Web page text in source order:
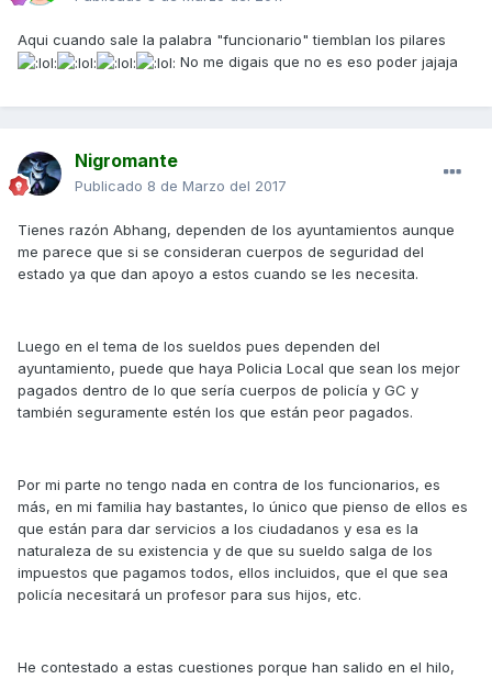
Aqui cuando sale la palabra "funcionario" tiemblan los pilares
No me digais que no es eso poder jajaja
Nigromante
Publicado 8 de Marzo del 2017
Tienes razón Abhang, dependen de los ayuntamientos aunque
me parece que si se consideran cuerpos de seguridad del
estado ya que dan apoyo a estos cuando se les necesita.
Luego en el tema de los sueldos pues dependen del
ayuntamiento, puede que haya Policia Local que sean los mejor
pagados dentro de lo que sería cuerpos de policía y GC y
también seguramente estén los que están peor pagados.
Por mi parte no tengo nada en contra de los funcionarios, es
más, en mi familia hay bastantes, lo único que pienso de ellos es
que están para dar servicios a los ciudadanos y esa es la
naturaleza de su existencia y de que su sueldo salga de los
impuestos que pagamos todos, ellos incluidos, que el que sea
policía necesitará un profesor para sus hijos, etc.
He contestado a estas cuestiones porque han salido en el hilo,